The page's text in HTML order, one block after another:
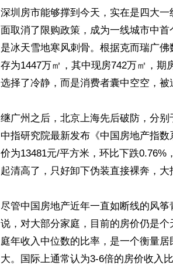
深圳房市能够撑到今天，实在是四大
面取消了限购政策，成为一线城市中
是冰天雪地寒风刺骨。根据克而瑞广
存为1447万㎡，其中现房742万㎡，期
选择了冷静，而是消费者囊中空空，
继广州之后，北京上海先后破防，分别
中指研究院最新发布《中国房地产指
价为13481元/平方米，环比下跌0.76%
起清高了，只好卸下伪装直接裸奔，大
尽管中国房地产近年一直如断线的风
说，对大部分家庭，目前的房价仍是
庭年收入中位数的比率，是一个衡量
大。国际上通常认为3-6倍的房价收入